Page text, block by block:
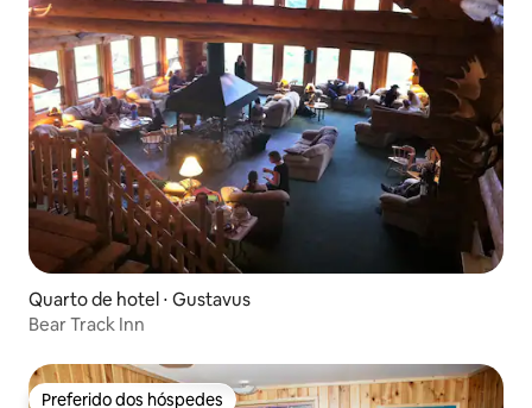
Quarto de hotel ⋅ Gustavus
Bear Track Inn
Preferido dos hóspedes